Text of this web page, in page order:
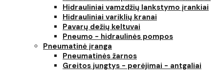
Hidrauliniai vamzdžių lankstymo įrankiai
Hidrauliniai variklių kranai
Pavarų dežių keltuvai
Pneumo - hidraulinės pompos
Pneumatinė įranga
Pneumatinės žarnos
Greitos jungtys - perėjimai - antgaliai